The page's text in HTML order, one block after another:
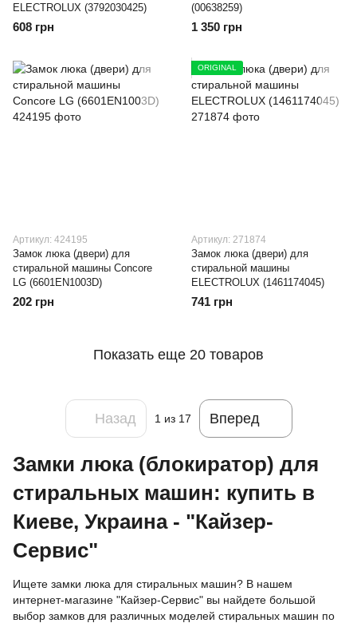
ELECTROLUX (3792030425)
608 грн
(00638259)
1 350 грн
Артикул: 424195
Замок люка (двери) для
стиральной машины Concore
LG (6601EN1003D)
202 грн
ORIGINAL
Артикул: 271874
Замок люка (двери) для
стиральной машины
ELECTROLUX (1461174045)
741 грн
Показать еще 20 товаров
Назад 1 из 17 Вперед
Замки люка (блокиратор) для
стиральных машин: купить в
Киеве, Украина - "Кайзер-
Сервис"
Ищете замки люка для стиральных машин? В нашем
интернет-магазине "Кайзер-Сервис" вы найдете большой
выбор замков для различных моделей стиральных машин по